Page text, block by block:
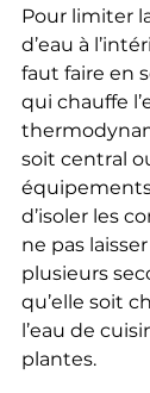
Pour limiter
d’eau à
faut faire en
qui chauffe
soit central
d’isoler les
ne pas
plusieurs
qu’elle soit
l’eau de
plantes.